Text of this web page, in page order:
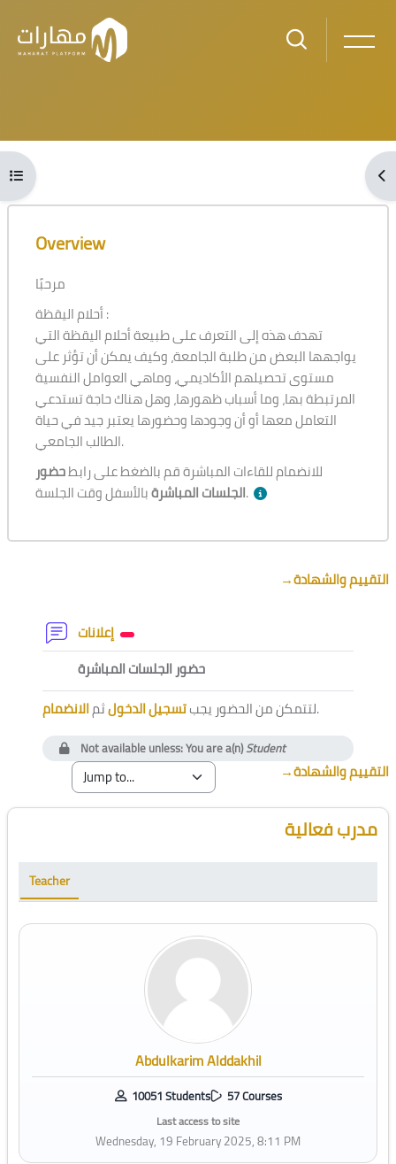
Skip to main content
Blocks
Open course index
Blocks
Skip [Cocoon] Course Overview
Overview
مرحبًا
أحلام اليقظة :
تهدف هذه إلى التعرف على طبيعة أحلام اليقظة التي
يواجهها البعض من طلبة الجامعة، وكيف يمكن أن تؤثر على
مستوى تحصيلهم الأكاديمي، وماهي العوامل النفسية
المرتبطة بها، وما أسباب ظهورها، وهل هناك حاجة تستدعي
التعامل معها أو أن وجودها وحضورها يعتبر جيد في حياة
الطالب الجامعي.
للانضمام للقاءات المباشرة قم بالضغط على رابطحضور
الجلسات المباشرةبالأسفل وقت الجلسة.
→التقييم والشهادة
Forum
حضور الجلسات المباشرةExternal tool
لتتمكن من الحضور يجبتسجيل الدخولثمالانضمام .
Not available unless: You are a(n)Student
→التقييم والشهادة
Blocks
Skip [Cocoon] Course Instructor مدرب فعالية
Teacher
Abdulkarim Alddakhil
10051 Students 57 Courses
Last access to site
Wednesday, 19 February 2025, 8:11 PM